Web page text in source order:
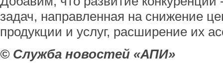
задач, направленная на снижение
продукции и услуг, расширение их
© Служба новостей «АПИ»